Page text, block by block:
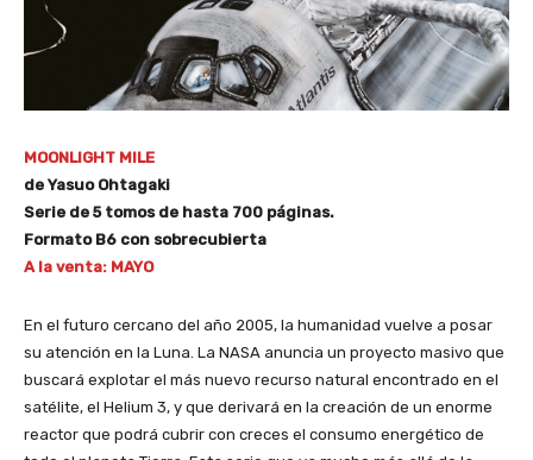
MOONLIGHT MILE
de Yasuo Ohtagaki
Serie de 5 tomos de hasta 700 páginas.
Formato B6 con sobrecubierta
A la venta: MAYO
En el futuro cercano del año 2005, la humanidad vuelve a posar
su atención en la Luna. La NASA anuncia un proyecto masivo que
buscará explotar el más nuevo recurso natural encontrado en el
satélite, el Helium 3, y que derivará en la creación de un enorme
reactor que podrá cubrir con creces el consumo energético de